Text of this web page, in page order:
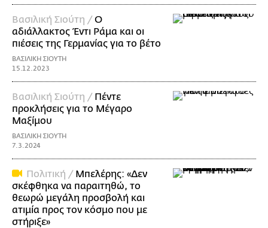
Bασιλική Σιούτη /Ο
αδιάλλακτος Έντι Ράμα και οι
πιέσεις της Γερμανίας για το βέτο
ΒΑΣΙΛΙΚΗ ΣΙΟΥΤΗ
15.12.2023
Βασιλική Σιούτη / Πέντε
προκλήσεις για το Μέγαρο
Μαξίμου
ΒΑΣΙΛΙΚΗ ΣΙΟΥΤΗ
7.3.2024
Πολιτική / Μπελέρης: «Δεν
σκέφθηκα να παραιτηθώ, το
θεωρώ μεγάλη προσβολή και
ατιμία προς τον κόσμο που με
στήριξε»